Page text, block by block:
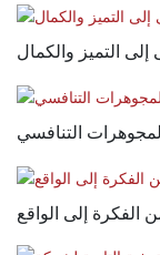
إلى التميز والكمال
التنافسي
الفكرة إلى الواقع